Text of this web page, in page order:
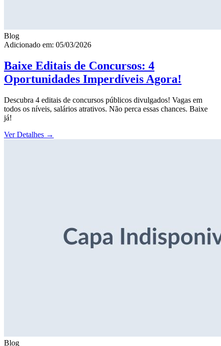
Blog
Adicionado em: 05/03/2026
Baixe Editais de Concursos: 4
Oportunidades Imperdíveis Agora!
Descubra 4 editais de concursos públicos divulgados! Vagas em
todos os níveis, salários atrativos. Não perca essas chances. Baixe
já!
Ver Detalhes →
Blog